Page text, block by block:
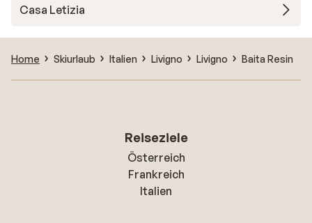
Casa Letizia
Home Skiurlaub Italien Livigno Livigno Baita Resin
Reiseziele
Österreich
Frankreich
Italien